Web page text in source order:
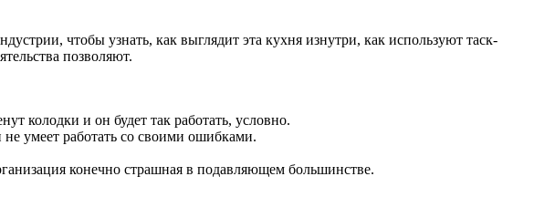
чтобы узнать, как выглядит эта кухня изнутри, как используют таск-
позволяют.
колодки и он будет так работать, условно.
умеет работать со своими ошибками.
конечно страшная в подавляющем большинстве.